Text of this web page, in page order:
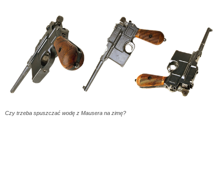
Czy trzeba spuszczać wodę z Mausera na zimę?